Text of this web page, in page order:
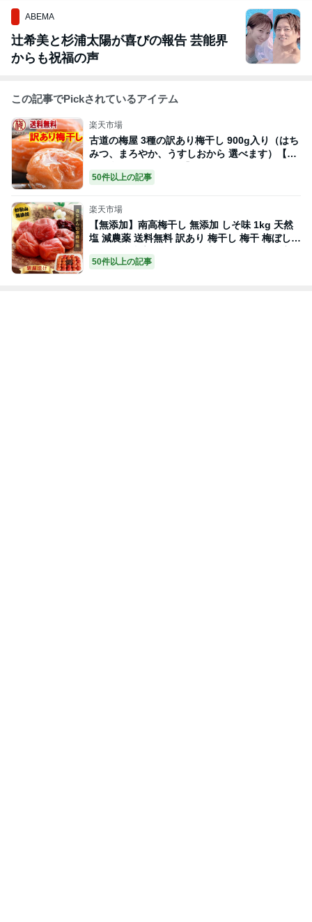
ABEMA
辻希美と杉浦太陽が喜びの報告 芸能界
からも祝福の声
この記事でPickされているアイテム
楽天市場
古道の梅屋 3種の訳あり梅干し 900g入り（はち
みつ、まろやか、うすしおから 選べます）【梅
50件以上の記事
楽天市場
【無添加】南高梅干し 無添加 しそ味 1kg 天然
塩 減農薬 送料無料 訳あり 梅干し 梅干 梅ぼし
和歌山 ごはんのお供 塩分20% すっぱい 昔なが
50件以上の記事